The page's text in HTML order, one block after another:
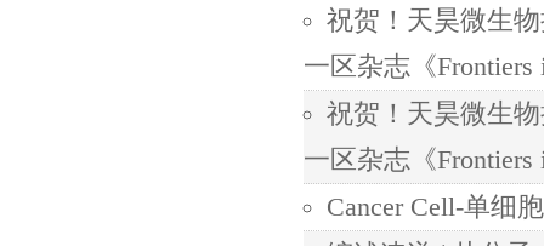
祝贺！天昊微生
一区杂志《
祝贺！天昊微生
一区杂志《
Cancer Cell-单细